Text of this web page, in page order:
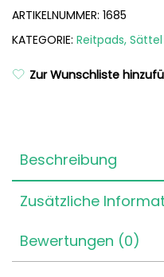
ARTIKELNUMMER: 1685
KATEGORIE: Reitpads,
Zur Wunschliste
Beschreibung
Zusätzliche
Bewertungen (0)